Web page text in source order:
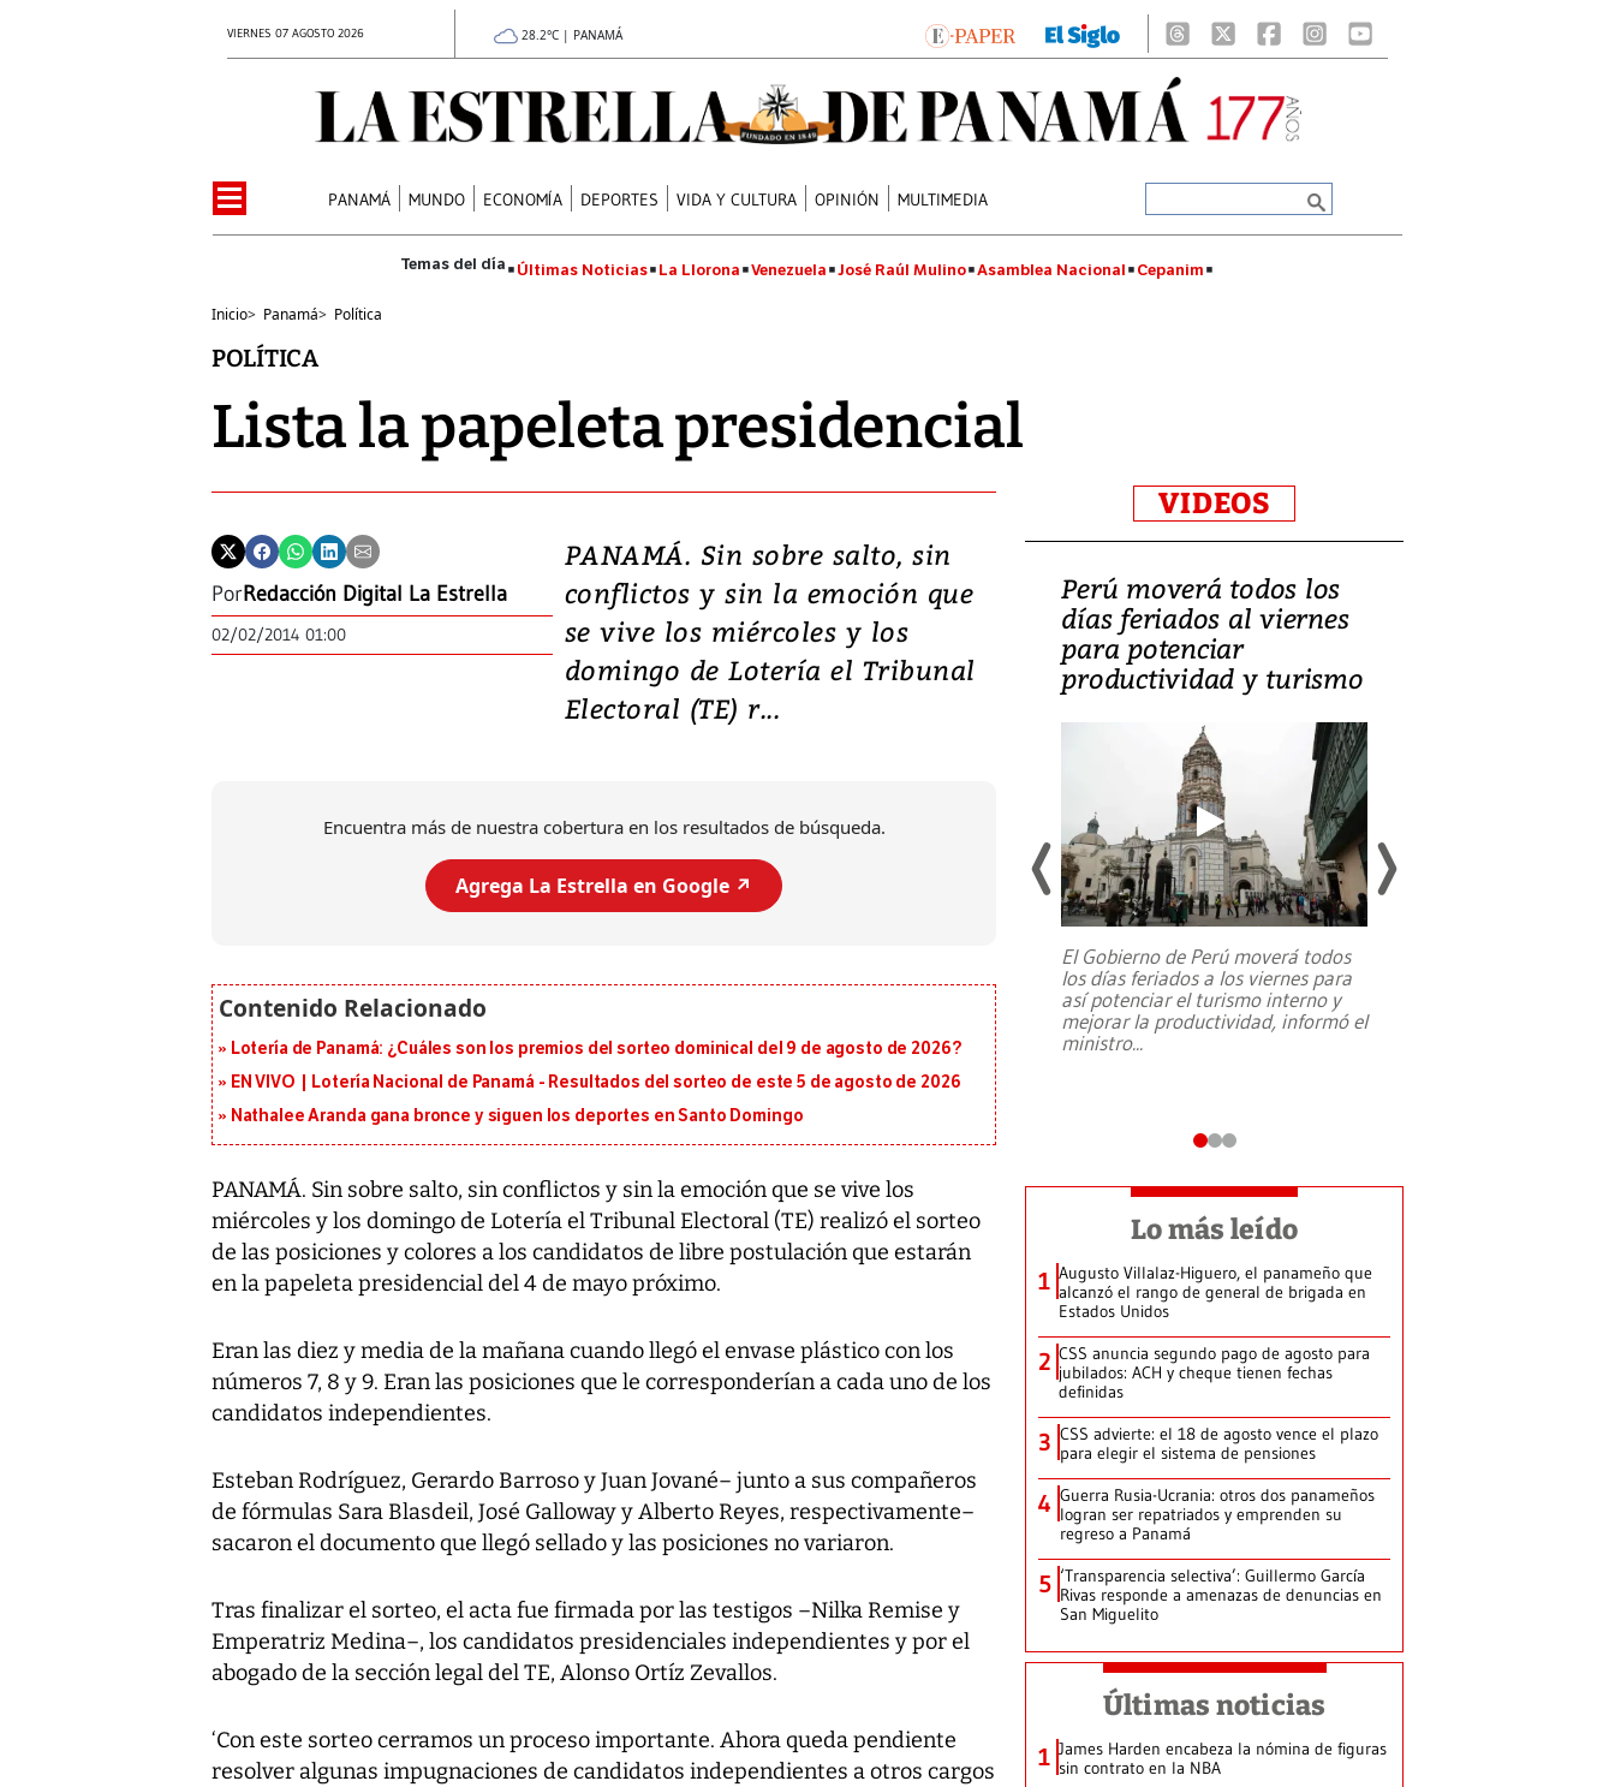
VIERNES 07 AGOSTO 2026 28.2°C | PANAMÁ
PANAMÁ MUNDO ECONOMÍA DEPORTES VIDA Y CULTURA OPINIÓN MULTIMEDIA
Últimas Noticias La Llorona Venezuela José Raúl Mulino Asamblea Nacional Cepanim
Inicio> Panamá> Política
POLÍTICA
Lista la papeleta presidencial
PorRedacción Digital La Estrella
02/02/2014 01:00
PANAMÁ. Sin sobre salto, sin
conflictos y sin la emoción que
se vive los miércoles y los
domingo de Lotería el Tribunal
Electoral (TE) r...
Encuentra más de nuestra cobertura en los resultados de búsqueda.
Agrega La Estrella en Google ↗️
Lotería de Panamá: ¿Cuáles son los premios del sorteo dominical del 9 de agosto de 2026?
EN VIVO | Lotería Nacional de Panamá - Resultados del sorteo de este 5 de agosto de 2026
Nathalee Aranda gana bronce y siguen los deportes en Santo Domingo
PANAMÁ. Sin sobre salto, sin conflictos y sin la emoción que se vive los
miércoles y los domingo de Lotería el Tribunal Electoral (TE) realizó el sorteo
de las posiciones y colores a los candidatos de libre postulación que estarán
en la papeleta presidencial del 4 de mayo próximo.
Eran las diez y media de la mañana cuando llegó el envase plástico con los
números 7, 8 y 9. Eran las posiciones que le corresponderían a cada uno de los
candidatos independientes.
Esteban Rodríguez, Gerardo Barroso y Juan Jované– junto a sus compañeros
de fórmulas Sara Blasdeil, José Galloway y Alberto Reyes, respectivamente–
sacaron el documento que llegó sellado y las posiciones no variaron.
Tras finalizar el sorteo, el acta fue firmada por las testigos –Nilka Remise y
Emperatriz Medina–, los candidatos presidenciales independientes y por el
abogado de la sección legal del TE, Alonso Ortíz Zevallos.
‘Con este sorteo cerramos un proceso importante. Ahora queda pendiente
resolver algunas impugnaciones de candidatos independientes a otros cargos
VIDEOS
Video: Lula lanza su
candidatura con
promesas de inversión
en defensa, educación y
tierras raras
Entre recuerdos y escuetas
da Silva, oficializó este domingo su
candidatura...
Perú moverá todos los
días feriados al viernes
para potenciar
productividad y turismo
El Gobierno de Perú moverá todos
los días feriados a los viernes para
así potenciar el turismo interno y
mejorar la productividad, informó el
ministro...
Lo más leído
1 Augusto Villalaz-Higuero, el panameño que
alcanzó el rango de general de brigada en
Estados Unidos
2 CSS anuncia segundo pago de agosto para
jubilados: ACH y cheque tienen fechas
definidas
3 CSS advierte: el 18 de agosto vence el plazo
para elegir el sistema de pensiones
4 Guerra Rusia-Ucrania: otros dos panameños
logran ser repatriados y emprenden su
regreso a Panamá
5 ‘Transparencia selectiva’: Guillermo García
Rivas responde a amenazas de denuncias en
San Miguelito
Últimas noticias
1 James Harden encabeza la nómina de figuras
sin contrato en la NBA